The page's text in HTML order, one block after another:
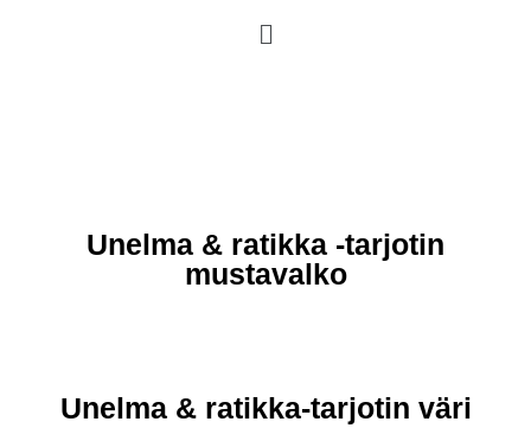
Unelma & ratikka -tarjotin
mustavalko
Unelma & ratikka-tarjotin väri